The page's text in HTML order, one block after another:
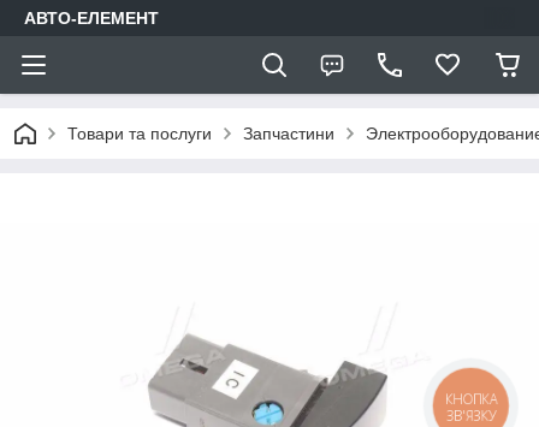
АВТО-ЕЛЕМЕНТ
Товари та послуги Запчастини
КНОПКА
ЗВ'ЯЗКУ